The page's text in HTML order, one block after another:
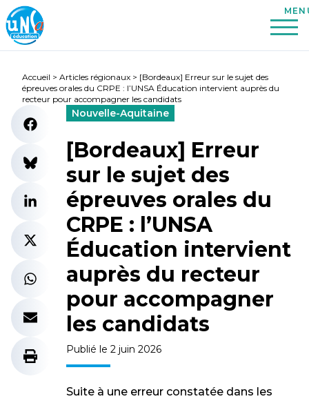
Accueil > Articles régionaux > [Bordeaux] Erreur sur le sujet des
épreuves orales du CRPE : l’UNSA Éducation intervient auprès du
recteur pour accompagner les candidats
Nouvelle-Aquitaine
[Bordeaux] Erreur
sur le sujet des
épreuves orales du
CRPE : l’UNSA
Éducation intervient
auprès du recteur
pour accompagner
les candidats
Publié le 2 juin 2026
Suite à une erreur constatée dans les